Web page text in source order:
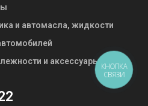
и автомасла, жидкости
и аксессуары
КНОПКА
СВЯЗИ